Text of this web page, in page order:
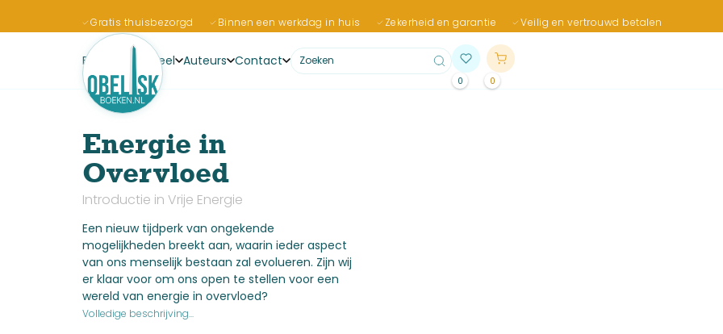
Gratis thuisbezorgd Binnen een werkdag in huis Zekerheid en garantie Veilig en vertrouwd betalen
Boeken Actueel Auteurs Contact
0 0
Energie in
Overvloed
Introductie in Vrije Energie
Een nieuw tijdperk van ongekende
mogelijkheden breekt aan, waarin ieder aspect
van ons menselijk bestaan zal evolueren. Zijn wij
er klaar voor om ons open te stellen voor een
wereld van energie in overvloed?
Volledige beschrijving...